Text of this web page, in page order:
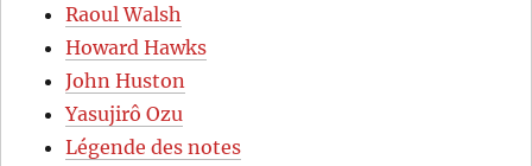
Raoul Walsh
Howard Hawks
John Huston
Yasujirô Ozu
Légende des notes